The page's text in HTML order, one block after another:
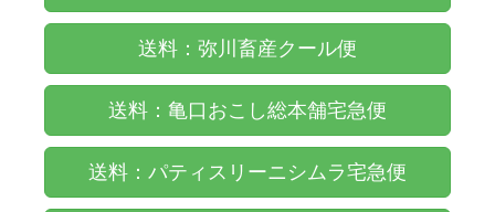
送料：弥川畜産クール便
送料：亀口おこし総本舗宅急便
送料：パティスリーニシムラ宅急便